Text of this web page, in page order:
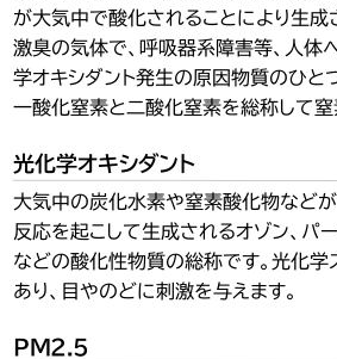
が大気中で酸化されることにより生成
激臭の気体で、呼吸器系障害等、人体
学オキシダント発生の原因物質のひと
一酸化窒素と二酸化窒素を総称して窒
光化学オキシダント
大気中の炭化水素や窒素酸化物など
反応を起こして生成されるオゾン、パ
などの酸化性物質の総称です。光化学
あり、目やのどに刺激を与えます。
PM2.5